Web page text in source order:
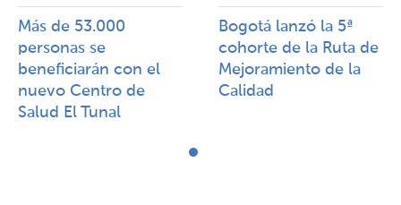
Más de 53.000
personas se
beneficiarán con el
nuevo Centro de
Salud El Tunal
Bogotá lanzó la 5ª
cohorte de la Ruta de
Mejoramiento de la
Calidad​​